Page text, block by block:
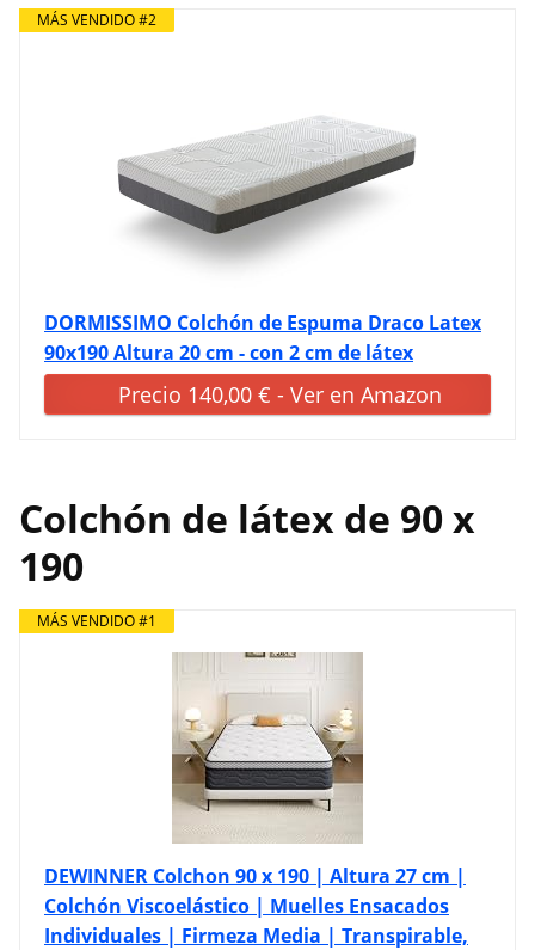
MÁS VENDIDO #2
DORMISSIMO Colchón de Espuma Draco Latex
90x190 Altura 20 cm - con 2 cm de látex
Precio 140,00 € - Ver en Amazon
Colchón de látex de 90 x
190
MÁS VENDIDO #1
DEWINNER Colchon 90 x 190 | Altura 27 cm |
Colchón Viscoelástico | Muelles Ensacados
Individuales | Firmeza Media | Transpirable,